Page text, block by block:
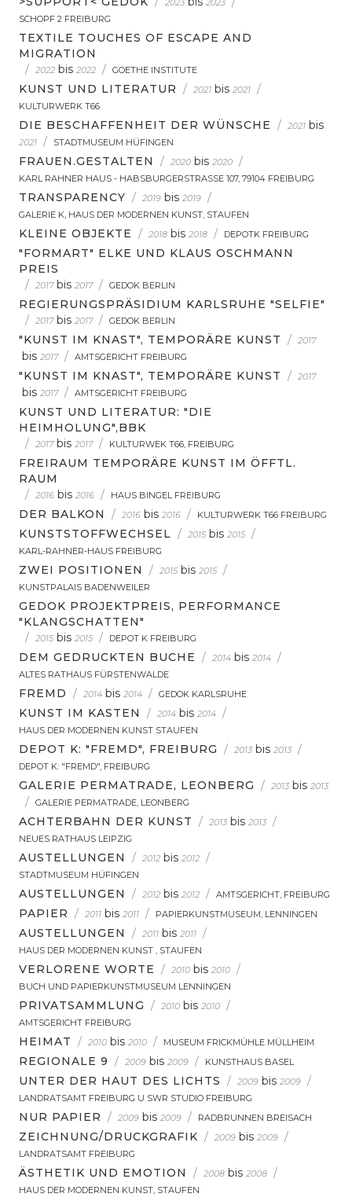
2023 2023
SCHOPF 2 FREIBURG
TEXTILE TOUCHES OF ESCAPE AND
MIGRATION
/ 2022 bis 2022 / GOETHE INSTITUTE
KUNST UND LITERATUR / 2021 bis 2021 /
KULTURWERK T66
DIE BESCHAFFENHEIT DER WÜNSCHE / 2021 bis
2021 / STADTMUSEUM HÜFINGEN
FRAUEN.GESTALTEN / 2020 bis 2020 /
KARL RAHNER HAUS - HABSBURGERSTRASSE 107, 79104 FREIBURG
TRANSPARENCY / 2019 bis 2019 /
GALERIE K, HAUS DER MODERNEN KUNST, STAUFEN
KLEINE OBJEKTE / 2018 bis 2018 / DEPOTK FREIBURG
"FORMART" ELKE UND KLAUS OSCHMANN
PREIS
/ 2017 bis 2017 / GEDOK BERLIN
REGIERUNGSPRÄSIDIUM KARLSRUHE "SELFIE"
/ 2017 bis 2017 / GEDOK BERLIN
"KUNST IM KNAST", TEMPORÄRE KUNST / 2017
bis 2017 / AMTSGERICHT FREIBURG
"KUNST IM KNAST", TEMPORÄRE KUNST / 2017
bis 2017 / AMTSGERICHT FREIBURG
KUNST UND LITERATUR: "DIE
HEIMHOLUNG",BBK
/ 2017 bis 2017 / KULTURWEK T66, FREIBURG
FREIRAUM TEMPORÄRE KUNST IM ÖFFTL.
RAUM
/ 2016 bis 2016 / HAUS BINGEL FREIBURG
DER BALKON / 2016 bis 2016 / KULTURWERK T66 FREIBURG
KUNSTSTOFFWECHSEL / 2015 bis 2015 /
KARL-RAHNER-HAUS FREIBURG
ZWEI POSITIONEN / 2015 bis 2015 /
KUNSTPALAIS BADENWEILER
GEDOK PROJEKTPREIS, PERFORMANCE
"KLANGSCHATTEN"
/ 2015 bis 2015 / DEPOT K FREIBURG
DEM GEDRUCKTEN BUCHE / 2014 bis 2014 /
ALTES RATHAUS FÜRSTENWALDE
FREMD / 2014 bis 2014 / GEDOK KARLSRUHE
KUNST IM KASTEN / 2014 bis 2014 /
HAUS DER MODERNEN KUNST STAUFEN
DEPOT K: "FREMD", FREIBURG / 2013 bis 2013 /
DEPOT K: "FREMD", FREIBURG
GALERIE PERMATRADE, LEONBERG / 2013 bis 2013
/ GALERIE PERMATRADE, LEONBERG
ACHTERBAHN DER KUNST / 2013 bis 2013 /
NEUES RATHAUS LEIPZIG
AUSTELLUNGEN / 2012 bis 2012 /
STADTMUSEUM HÜFINGEN
AUSTELLUNGEN / 2012 bis 2012 / AMTSGERICHT, FREIBURG
PAPIER / 2011 bis 2011 / PAPIERKUNSTMUSEUM, LENNINGEN
AUSTELLUNGEN / 2011 bis 2011 /
HAUS DER MODERNEN KUNST , STAUFEN
VERLORENE WORTE / 2010 bis 2010 /
BUCH UND PAPIERKUNSTMUSEUM LENNINGEN
PRIVATSAMMLUNG / 2010 bis 2010 /
AMTSGERICHT FREIBURG
HEIMAT / 2010 bis 2010 / MUSEUM FRICKMÜHLE MÜLLHEIM
REGIONALE 9 / 2009 bis 2009 / KUNSTHAUS BASEL
UNTER DER HAUT DES LICHTS / 2009 bis 2009 /
LANDRATSAMT FREIBURG U SWR STUDIO FREIBURG
NUR PAPIER / 2009 bis 2009 / RADBRUNNEN BREISACH
ZEICHNUNG/DRUCKGRAFIK / 2009 bis 2009 /
LANDRATSAMT FREIBURG
ÄSTHETIK UND EMOTION / 2008 bis 2008 /
HAUS DER MODERNEN KUNST, STAUFEN